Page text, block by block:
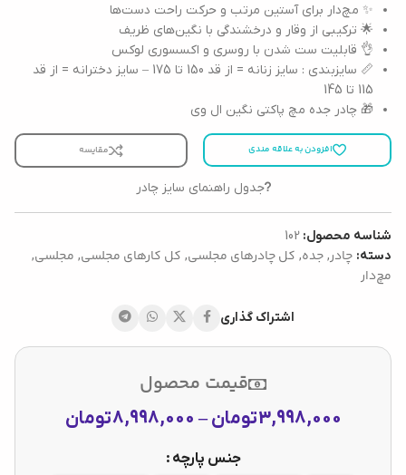
✨ مچ‌دار برای آستین مرتب و حرکت راحت دست‌ها
🌟 ترکیبی از وقار و درخشندگی با نگین‌های ظریف
👌 قابلیت ست شدن با روسری و اکسسوری لوکس
📏 سایزبندی : سایز زنانه = از قد 150 تا 175 – سایز دخترانه = از قد
115 تا 145
🎁 چادر جده مچ پاکتی نگین ال وی
افزودن به علاقه مندی مقایسه
جدول راهنمای سایز چادر
شناسه محصول: 102
دسته: چادر, جده, کل چادرهای مجلسی, کل کارهای مجلسی, مجلسی,
مچ‌دار
اشتراک گذاری
قیمت محصول
3,998,000تومان –
8,998,000تومان
جنس پارچه